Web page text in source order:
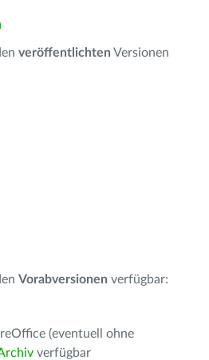
veröffentlichten Versionen
Vorabversionen verfügbar:
(eventuell ohne
verfügbar